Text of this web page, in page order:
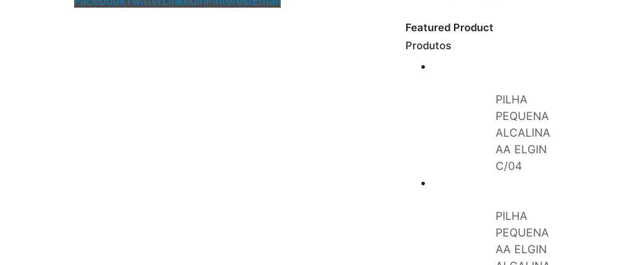
Featured Product
Produtos
PILHA
PEQUENA
ALCALINA
AA ELGIN
C/04
PILHA
PEQUENA
AA ELGIN